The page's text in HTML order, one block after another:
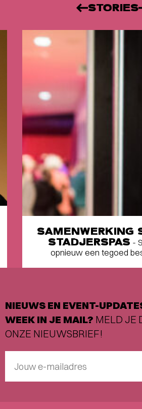
STORIES
SAMENWERKING
STADJERSPAS -
opnieuw een tegoed
NIEUWS EN EVENT-
WEEK IN JE MAIL? MELD JE
ONZE NIEUWSBRIEF!
Jouw e-mailadres